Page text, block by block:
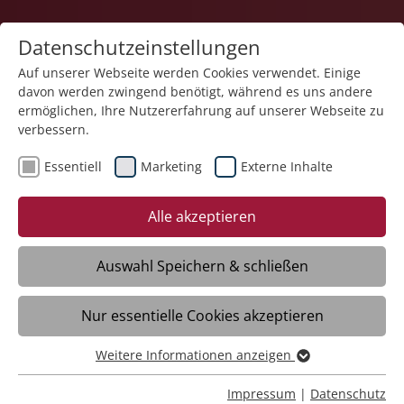
Karriere
26.02.2026
Zwei Jahre Boarding Center:
Gelungene Ankunft der
Pflegefachkräfte von morgen
demografischen Wandel und vom
Fachkräftemangel betroffen steht die
Altenpflege in Deutschland vor immensen
Datenschutzeinstellungen
Auf unserer Webseite werden Cookies verwendet. Einige
davon werden zwingend benötigt, während es uns andere
ermöglichen, Ihre Nutzererfahrung auf unserer Webseite zu
verbessern.
Essentiell Marketing Externe Inhalte
Alle akzeptieren
Auswahl Speichern & schließen
Nur essentielle Cookies akzeptieren
Essentiell
Essentielle Cookies werden für grundlegende Funktionen
Weitere Informationen anzeigen
Impressum | Datenschutz